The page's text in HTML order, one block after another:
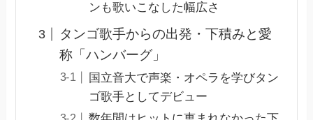
ンも歌いこなした幅広さ
タンゴ歌手からの出発・下積みと愛
称「ハンバーグ」
国立音大で声楽・オペラを学びタン
ゴ歌手としてデビュー